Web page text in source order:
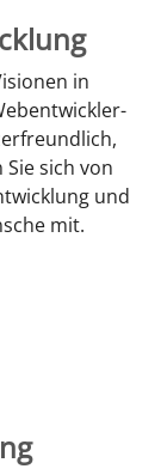
in
sich von
und
mit.